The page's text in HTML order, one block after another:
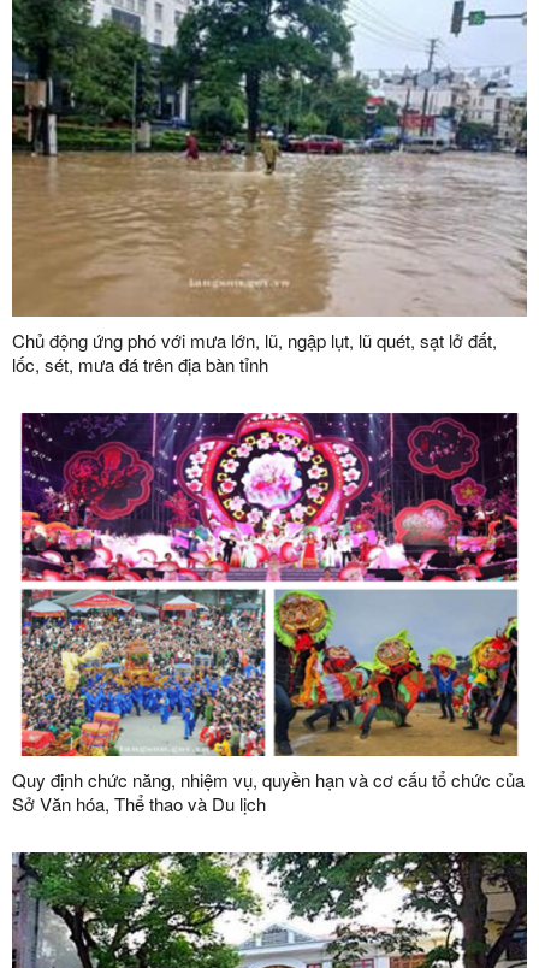
Chủ động ứng phó với mưa lớn, lũ, ngập lụt, lũ quét, sạt lở đất,
lốc, sét, mưa đá trên địa bàn tỉnh
Quy định chức năng, nhiệm vụ, quyền hạn và cơ cấu tổ chức của
Sở Văn hóa, Thể thao và Du lịch